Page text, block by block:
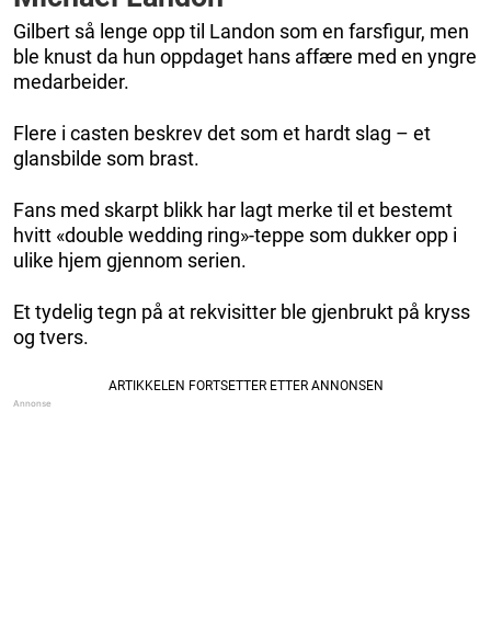
Gilbert så lenge opp til Landon som en farsfigur, men
ble knust da hun oppdaget hans affære med en yngre
medarbeider.
Flere i casten beskrev det som et hardt slag – et
glansbilde som brast.
Fans med skarpt blikk har lagt merke til et bestemt
hvitt «double wedding ring»-teppe som dukker opp i
ulike hjem gjennom serien.
Et tydelig tegn på at rekvisitter ble gjenbrukt på kryss
og tvers.